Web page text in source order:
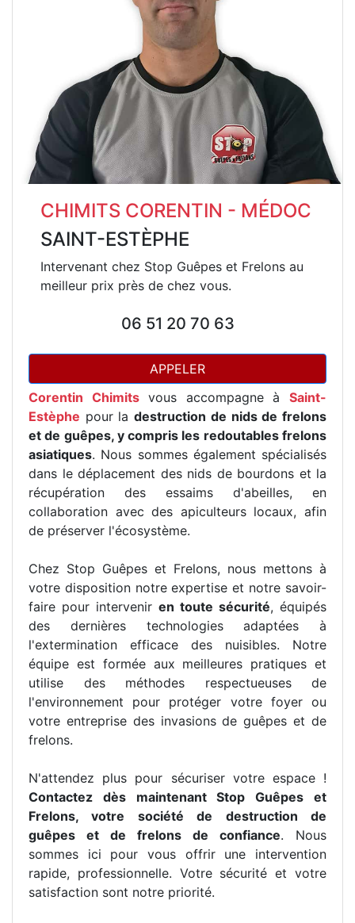
CHIMITS CORENTIN - MÉDOC
SAINT-ESTÈPHE
Intervenant chez Stop Guêpes et Frelons au
meilleur prix près de chez vous.
06 51 20 70 63
APPELER
Corentin Chimitsvous accompagne àSaint-
Estèphe pour ladestruction de nids de frelons
et de guêpes, y compris les redoutables frelons
asiatiques. Nous sommes également spécialisés
dans le déplacement des nids de bourdons et la
récupération des essaims d'abeilles, en
collaboration avec des apiculteurs locaux, afin
de préserver l'écosystème.
Chez Stop Guêpes et Frelons, nous mettons à
votre disposition notre expertise et notre savoir-
faire pour intervenir en toute sécurité, équipés
des dernières technologies adaptées à
l'extermination efficace des nuisibles. Notre
équipe est formée aux meilleures pratiques et
utilise des méthodes respectueuses de
l'environnement pour protéger votre foyer ou
votre entreprise des invasions de guêpes et de
frelons.
N'attendez plus pour sécuriser votre espace !
Contactez dès maintenant Stop Guêpes et
Frelons, votre société de destruction de
guêpes et de frelons de confiance. Nous
sommes ici pour vous offrir une intervention
rapide, professionnelle. Votre sécurité et votre
satisfaction sont notre priorité.